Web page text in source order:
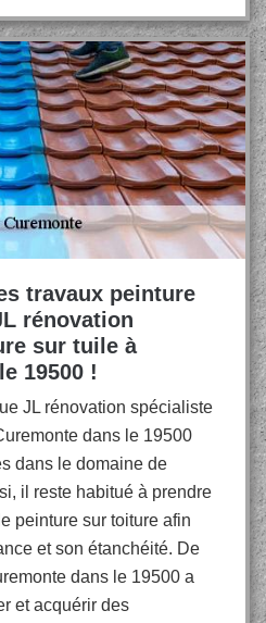
travaux peinture
rénovation
sur tuile à
19500 !
JL rénovation spécialiste
dans le 19500
dans le domaine de
il reste habitué à prendre
peinture sur toiture afin
et son étanchéité. De
dans le 19500 a
et acquérir des